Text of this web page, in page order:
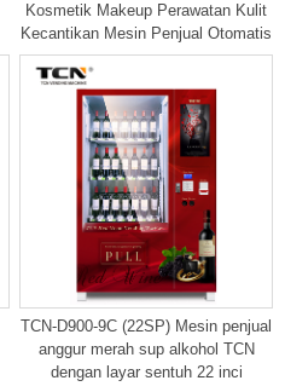
Kosmetik Makeup Perawatan Kulit
Kecantikan Mesin Penjual Otomatis
TCN-D900-9C (22SP) Mesin penjual
anggur merah sup alkohol TCN
dengan layar sentuh 22 inci